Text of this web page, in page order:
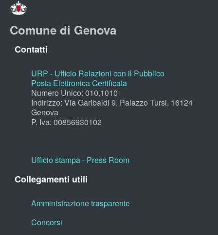
Comune di Genova
Contatti
URP - Ufficio Relazioni con il Pubblico
Posta Elettronica Certificata
Numero Unico: 010.1010
Indirizzo: Via Garibaldi 9, Palazzo Tursi, 16124
Genova
P. Iva: 00856930102
Ufficio stampa - Press Room
Collegamenti utili
Amministrazione trasparente
Concorsi